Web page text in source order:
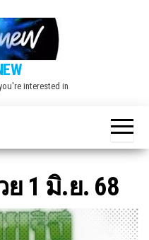
interested in
1 มิ.ย. 68